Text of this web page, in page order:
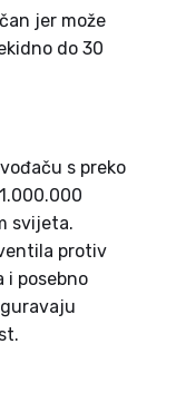
jer može
do 30
s preko
svijeta.
protiv
i posebno